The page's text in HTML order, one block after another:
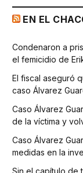
EN EL
Condenaron a
el femicidio de
El fiscal aseguró
caso Álvarez
Caso Álvarez
de la víctima y
Caso Álvarez
medidas en la
Sin el capítulo de